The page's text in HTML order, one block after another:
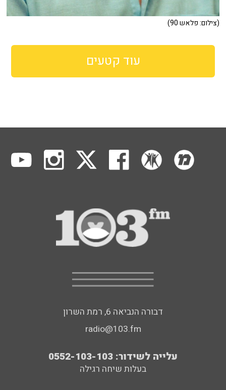
(צילום: פלאש 90)
עוד קטעים
דבורה הנביאה 6, רמת השרון
radio@103.fm
עלייה לשידור: 0552-103-103
בעלות שיחה רגילה